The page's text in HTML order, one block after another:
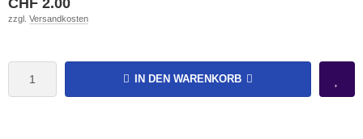
zzgl. Versandkosten
IN DEN WARENKORB